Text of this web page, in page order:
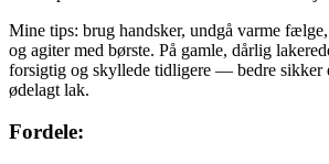
Mine tips: brug handsker, undgå varme
og agiter med børste. På gamle, dårlig
forsigtig og skyllede tidligere — bedre sikker
ødelagt lak.
Fordele: